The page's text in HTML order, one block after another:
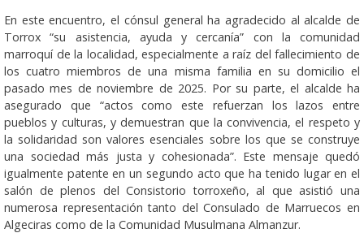
En este encuentro, el cónsul general ha agradecido al alcalde de
Torrox “su asistencia, ayuda y cercanía” con la comunidad
marroquí de la localidad, especialmente a raíz del fallecimiento de
los cuatro miembros de una misma familia en su domicilio el
pasado mes de noviembre de 2025. Por su parte, el alcalde ha
asegurado que “actos como este refuerzan los lazos entre
pueblos y culturas, y demuestran que la convivencia, el respeto y
la solidaridad son valores esenciales sobre los que se construye
una sociedad más justa y cohesionada”. Este mensaje quedó
igualmente patente en un segundo acto que ha tenido lugar en el
salón de plenos del Consistorio torroxeño, al que asistió una
numerosa representación tanto del Consulado de Marruecos en
Algeciras como de la Comunidad Musulmana Almanzur.